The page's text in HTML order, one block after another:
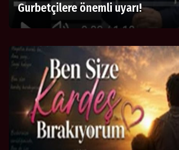
Gurbetçilere önemli uyarı!